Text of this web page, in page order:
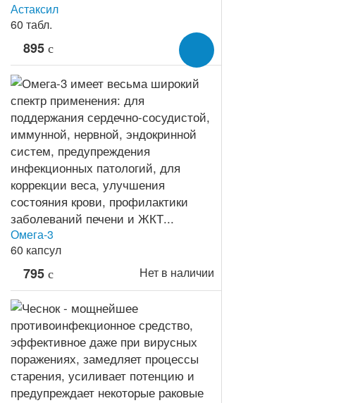
Астаксил
60 табл.
895 c
Омега-3
60 капсул
795 c Нет в наличии